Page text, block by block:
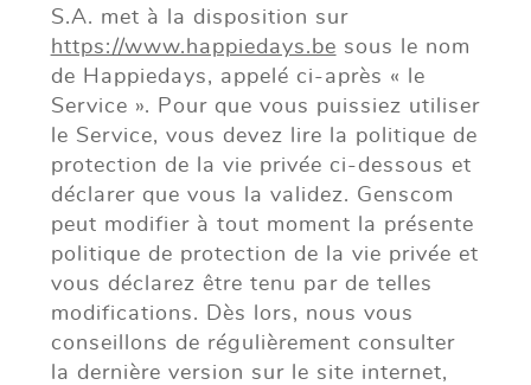
S.A. met à la disposition sur
https://www.happiedays.be sous le nom
de Happiedays, appelé ci-après « le
Service ». Pour que vous puissiez utiliser
le Service, vous devez lire la politique de
protection de la vie privée ci-dessous et
déclarer que vous la validez. Genscom
peut modifier à tout moment la présente
politique de protection de la vie privée et
vous déclarez être tenu par de telles
modifications. Dès lors, nous vous
conseillons de régulièrement consulter
la dernière version sur le site internet,